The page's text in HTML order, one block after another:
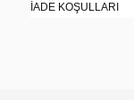
İADE KOŞULLARI